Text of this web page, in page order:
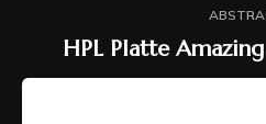
HPL Platte